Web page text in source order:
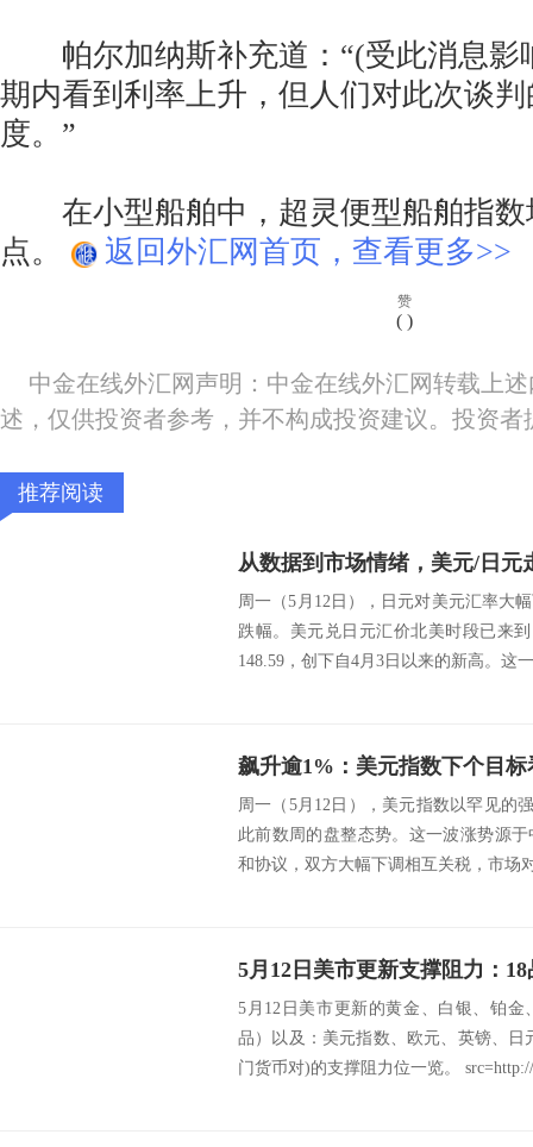
帕尔加纳斯补充道：“(受此消息影
期内看到利率上升，但人们对此次谈
度。”
在小型船舶中，超灵便型船舶指数
点。
返回外汇网首页，查看更多>>
赞
( )
中金在线外汇网声明：中金在线外汇网转载上
述，仅供投资者参考，并不构成投资建议。投资
推荐阅读
从数据到市场情绪，美元/日元
周一（5月12日），日元对美元汇率大
跌幅。美元兑日元汇价北美时段已来
148.59，创下自4月3日以来的新高。这
飙升逾1%：美元指数下个目标
周一（5月12日），美元指数以罕见的
此前数周的盘整态势。这一波涨势源
和协议，双方大幅下调相互关税，市场
5月12日美市更新的黄金、白银、铂
品）以及：美元指数、欧元、英镑、
门货币对)的支撑阻力位一览。